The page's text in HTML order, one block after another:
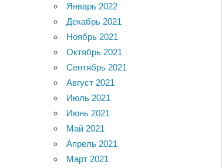
Январь 2022
Декабрь 2021
Ноябрь 2021
Октябрь 2021
Сентябрь 2021
Август 2021
Июль 2021
Июнь 2021
Май 2021
Апрель 2021
Март 2021